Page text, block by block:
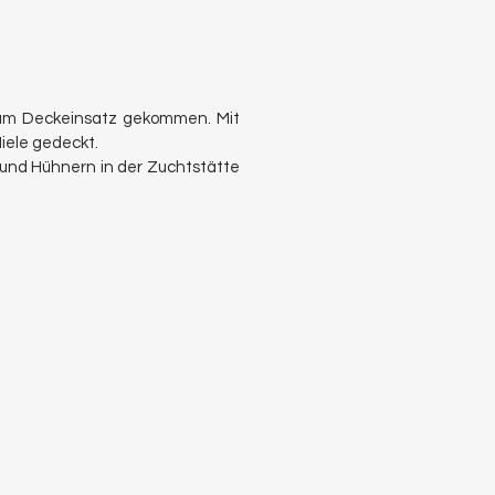
Deckeinsatz gekommen. Mit
gedeckt.
Hühnern in der Zuchtstätte